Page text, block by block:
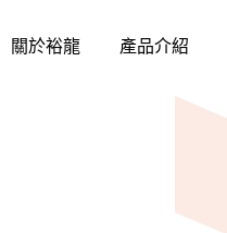
關於裕龍 產品介紹